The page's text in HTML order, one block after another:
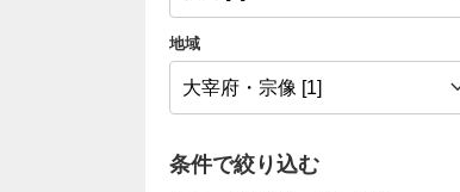
地域
条件で絞り込む